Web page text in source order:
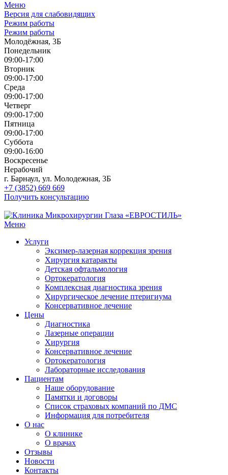
Меню
Версия для слабовидящих
Режим работы
Режим работы
Молодёжная, 3Б
Понедельник
09:00-17:00
Вторник
09:00-17:00
Среда
09:00-17:00
Четверг
09:00-17:00
Пятница
09:00-17:00
Суббота
09:00-16:00
Воскресенье
Нерабочий
г. Барнаул, ул. Молодежная, 3Б
+7 (3852) 669 669
Получить консультацию
Меню
Услуги
Эксимер-лазерная коррекция зрения
Хирургия катаракты
Детская офтальмология
Ортокератология
Комплексная диагностика зрения
Хирургическое лечение птеригиума
Консервативное лечение
Цены
Диагностика
Лазерные операции
Хирургия
Консервативное лечение
Ортокератология
Лабораторные исследования
Пациентам
Наше оборудование
Памятки и договоры
Список страховых компаний по ДМС
Информация для потребителя
О нас
О клинике
О врачах
Отзывы
Новости
Контакты